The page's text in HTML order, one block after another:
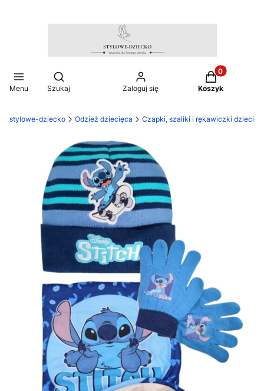
Menu
Otwórz wyszukiwarkę
Szukaj Zaloguj się
Produkty w
Koszyk
stylowe-dziecko Odzież dziecięca Czapki, szaliki i rękawiczki